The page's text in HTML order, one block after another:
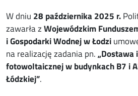
W dniu 28 października 2025 r.
zawarła zWojewódzkim
i Gospodarki Wodnej w Łodzi
na realizację zadania pn.„Dostawa
fotowoltaicznej w budynkach B7 i
Łódzkiej”.